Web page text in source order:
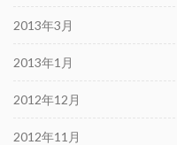
2013年3月
2013年1月
2012年12月
2012年11月